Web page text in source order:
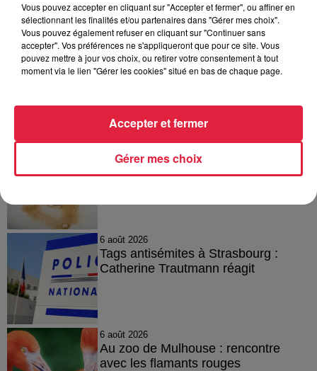
Publié : 7 juin 2022 à 17h03 - Modifié : 9 juin 2022 à 8h56
Céline Rinckel
A lire aussi
6 août 2026
À Hoerdt, de l’eau brune sort des
robinets
6 août 2026
Tags antisémites à Strasbourg :
Catherine Trautmann réagit
6 août 2026
Au zoo de Mulhouse : rencontre
avec les flamants rouges
Vous pouvez accepter en cliquant sur "Accepter et fermer", ou affiner en
sélectionnant les finalités et/ou partenaires dans "Gérer mes choix".
Vous pouvez également refuser en cliquant sur "Continuer sans
accepter". Vos préférences ne s'appliqueront que pour ce site. Vous
pouvez mettre à jour vos choix, ou retirer votre consentement à tout
moment via le lien "Gérer les cookies" situé en bas de chaque page.
Gérer mes choix
Accepter et fermer